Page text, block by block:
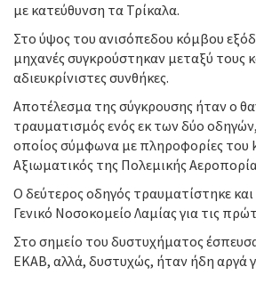
με κατεύθυνση τα Τρίκαλα.
Στο ύψος του ανισόπεδου κόμβου
μηχανές συγκρούστηκαν μεταξύ τους
αδιευκρίνιστες συνθήκες.
Αποτέλεσμα της σύγκρουσης ήταν ο
τραυματισμός ενός εκ των δύο
οποίος σύμφωνα με πληροφορίες του
Αξιωματικός της Πολεμικής
Ο δεύτερος οδηγός τραυματίστηκε
Γενικό Νοσοκομείο Λαμίας για τις
Στο σημείο του δυστυχήματος
ΕΚΑΒ, αλλά, δυστυχώς, ήταν ήδη αργά